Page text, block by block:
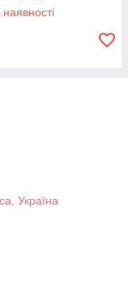
Україна